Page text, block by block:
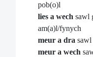
pob(o)l
lies a wech sawl
am(a)l/fynych
meur a dra sawl
meur a wech